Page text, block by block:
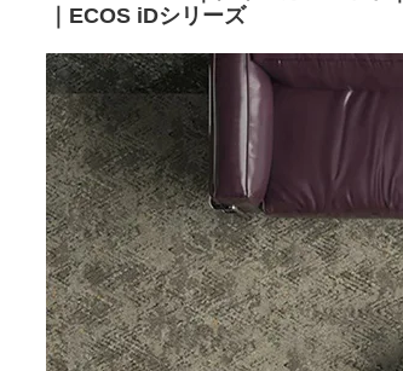
お客さまにはご不便をおかけいたしますが、何卒
詳しくはこちら
｜ECOS iDシリーズ